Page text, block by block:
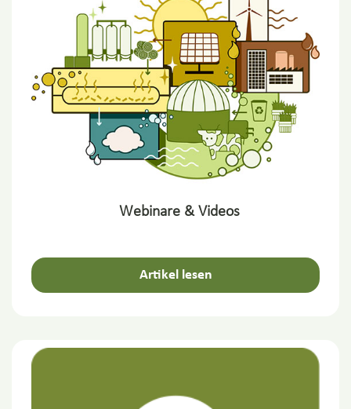
Webinare & Videos
Artikel lesen